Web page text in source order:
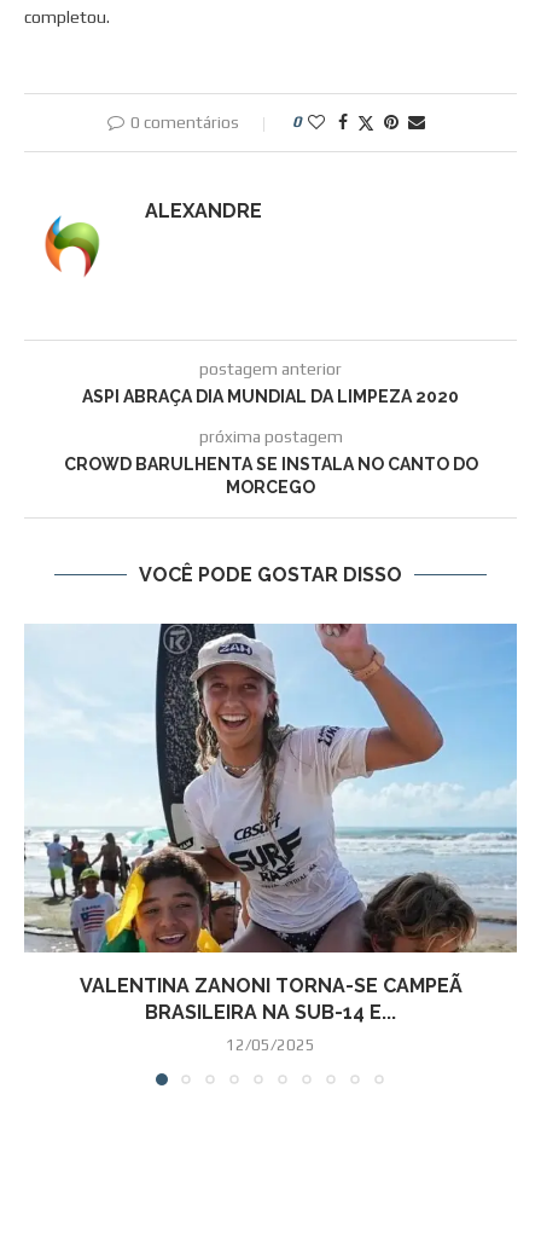
completou.
0 comentários 0
ALEXANDRE
postagem anterior
ASPI ABRAÇA DIA MUNDIAL DA LIMPEZA 2020
próxima postagem
CROWD BARULHENTA SE INSTALA NO CANTO DO
MORCEGO
VOCÊ PODE GOSTAR DISSO
VALENTINA ZANONI TORNA-SE CAMPEÃ
BRASILEIRA NA SUB-14 E...
12/05/2025